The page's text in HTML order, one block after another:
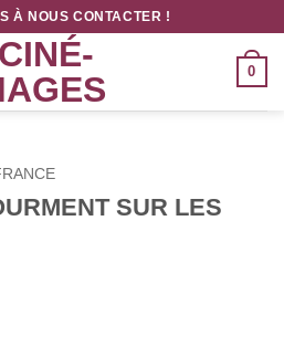
À NOUS CONTACTER !
0
SUR LES